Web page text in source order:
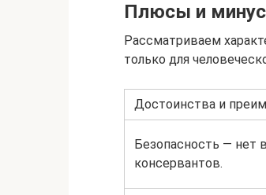
Плюсы и
Рассматриваем
только для
Достоинства и
Безопасность — нет
консервантов.